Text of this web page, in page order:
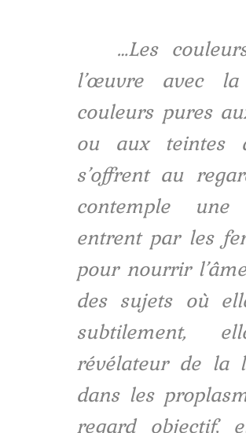
L’atelier du compagnon
Stage technique 2
Stage pose de l’or
Stage couleurs 2
L’atelier du maître d’œuvre
Stages d’été et autres…
L’aquarelle
Le pastel sec
L’encre de Chine…
Peinture et Thérapie
Stage plein air
Atelier d’iconographie
Présentation
…Les
l’œuvre avec
couleurs pures
ou aux teintes
s’offrent au
contemple
entrent par les
pour nourrir
des sujets où
subtilement,
révélateur de la
dans les
regard objectif,